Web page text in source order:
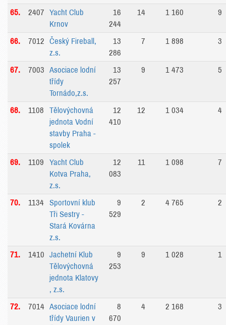
65. 2407
Yacht Club
Krnov
16
244
14 1 160 9
66. 7012
Český Fireball,
z.s.
13
286
7 1 898 3
67. 7003
Asociace lodní
třídy
Tornádo,z.s.
13
257
9 1 473 5
68. 1108
Tělovýchovná
jednota Vodní
stavby Praha -
spolek
12
410
12 1 034 4
69. 1109
Yacht Club
Kotva Praha,
z.s.
12
083
11 1 098 7
70. 1134
Sportovní klub
Tři Sestry -
Stará Kovárna
z.s.
9
529
2 4 765 2
71. 1410
Jachetní Klub
Tělovýchovná
jednota Klatovy
, z.s.
9
253
9 1 028 1
72. 7014 Asociace lodní
třídy Vaurien v
8
670
4 2 168 3